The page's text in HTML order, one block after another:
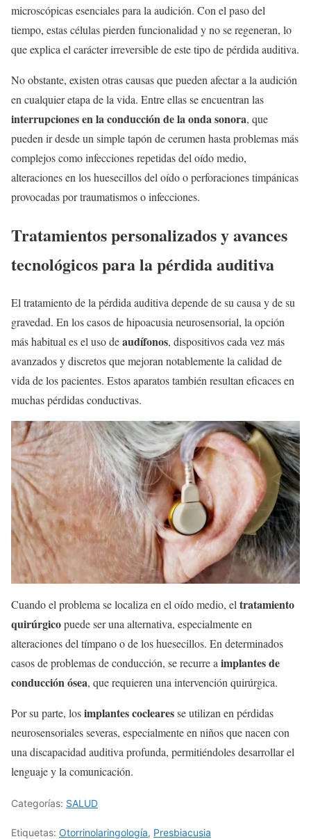
microscópicas esenciales para la audición. Con el paso del
tiempo, estas células pierden funcionalidad y no se regeneran, lo
que explica el carácter irreversible de este tipo de pérdida auditiva.
No obstante, existen otras causas que pueden afectar a la audición
en cualquier etapa de la vida. Entre ellas se encuentran las
interrupciones en la conducción de la onda sonora, que
pueden ir desde un simple tapón de cerumen hasta problemas más
complejos como infecciones repetidas del oído medio,
alteraciones en los huesecillos del oído o perforaciones timpánicas
provocadas por traumatismos o infecciones.
Tratamientos personalizados y avances
tecnológicos para la pérdida auditiva
El tratamiento de la pérdida auditiva depende de su causa y de su
gravedad. En los casos de hipoacusia neurosensorial, la opción
más habitual es el uso deaudífonos, dispositivos cada vez más
avanzados y discretos que mejoran notablemente la calidad de
vida de los pacientes. Estos aparatos también resultan eficaces en
muchas pérdidas conductivas.
Cuando el problema se localiza en el oído medio, el tratamiento
quirúrgicopuede ser una alternativa, especialmente en
alteraciones del tímpano o de los huesecillos. En determinados
casos de problemas de conducción, se recurre a implantes de
conducción ósea, que requieren una intervención quirúrgica.
Por su parte, losimplantes coclearesse utilizan en pérdidas
neurosensoriales severas, especialmente en niños que nacen con
una discapacidad auditiva profunda, permitiéndoles desarrollar el
lenguaje y la comunicación.
Categorías: SALUD
Etiquetas: Otorrinolaringología, Presbiacusia